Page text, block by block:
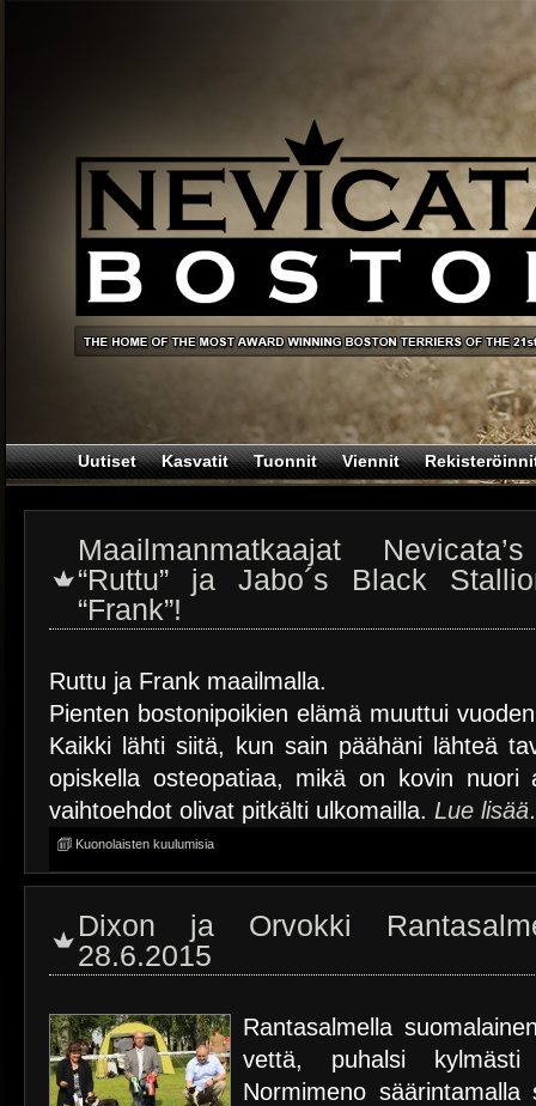
Uutiset Kasvatit Tuonnit Viennit
Maailmanmatkaajat
“Ruttu” ja Jabo´s Black
“Frank”!
Ruttu ja Frank maailmalla.
Pienten bostonipoikien elämä muuttui
Kaikki lähti siitä, kun sain päähäni lähteä
opiskella osteopatiaa, mikä on kovin nuori
vaihtoehdot olivat pitkälti ulkomailla. Lue
Kuonolaisten kuulumisia
Dixon ja Orvokki
28.6.2015
Rantasalmella
vettä, puhalsi
Normimeno